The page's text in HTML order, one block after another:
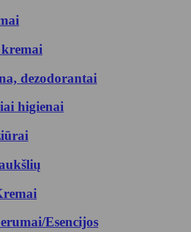
dezodorantai
higienai
Esencijos